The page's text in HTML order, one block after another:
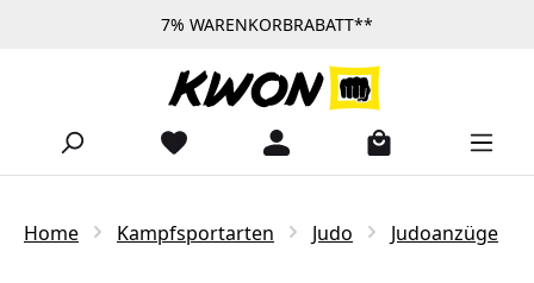
Zum Hauptinhalt springen7% WARENKORBRABATT**
Home Kampfsportarten Judo Judoanzüge